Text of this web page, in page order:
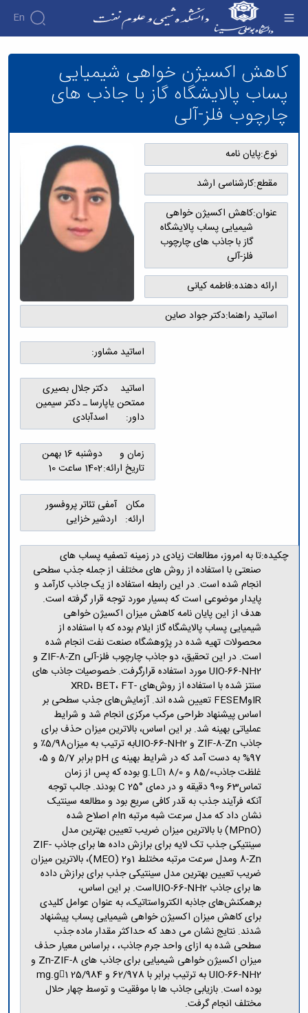
En
گاز با جاذب های چارچوب فلز-آلی - دانشکده شیمی
و علوم نفت
کاهش اکسیژن خواهی شیمیایی
پساب پالایشگاه گاز با جاذب های
چارچوب فلز-آلی
نوع:پایان نامه
مقطع:کارشناسی ارشد
عنوان:کاهش اکسیژن خواهی
شیمیایی پساب پالایشگاه
گاز با جاذب های چارچوب
فلز-آلی
ارائه دهنده:فاطمه کیانی
اساتید راهنما:دکتر جواد صاین
اساتید مشاور:
اساتید
ممتحن یا
داور:
دکتر جلال بصیری
پارسا ـ دکتر سیمین
اسدآبادی
زمان و
تاریخ ارائه:
دوشنبه 16 بهمن
1402 ساعت 10
مکان
ارائه:
آمفی تئاتر پروفسور
اردشیر خزایی
چکیده:تا به امروز، مطالعات زیادی در زمینه تصفیه پساب های
صنعتی با استفاده از روش های مختلف از جمله جذب سطحی
انجام شده است. در این رابطه استفاده از یک جاذب کارآمد و
پایدار موضوعی است که بسیار مورد توجه قرار گرفته است.
هدف از این پایان نامه کاهش میزان اکسیژن خواهی
شیمیایی پساب پالایشگاه گاز ایلام بوده که با استفاده از
محصولات تهیه شده در پژوهشگاه صنعت نفت انجام شده
است. در این تحقیق، دو جاذب چارچوب فلز-آلی ZIF-8-Zn و
UIO-66-NH2 مورد استفاده قرارگرفت. خصوصیات جاذب های
سنتز شده با استفاده از روش‌های XRD، BET، FT-
IRوFESEM تعیین شده اند. آزمایش‌های جذب سطحی بر
اساس پیشنهاد طراحی مرکب مرکزی انجام شد و شرایط
عملیاتی بهینه شد. بر این اساس، بالاترین میزان حذف برای
جاذب ZIF-8-Zn و UIO-66-NH2به ترتیب به میزان5/98٪ و
97% به دست آمد که در شرایط بهینه ی pH برابر 5/7 و 5،
غلظت جاذب85/0 و g.L1 8/0 بوده که پس از زمان
تماس63 و90 دقیقه و در دمای °C 25 بودند. جالب توجه
آنکه فرآیند جذب به قدر کافی سریع بود و مطالعه سینتیک
نشان داد که مدل سرعت شبه مرتبه nام اصلاح شده
(MPnO) با بالاترین میزان ضریب تعیین بهترین مدل
سینتیکی جذب تک لایه برای برازش داده ها برای جاذب ZIF-
8-Zn ومدل سرعت مرتبه مختلط 1و2 (MEO)، بالاترین میزان
ضریب تعیین بهترین مدل سینتیکی جذب برای برازش داده
ها برای جاذب UIO-66-NH2است. بر این اساس،
برهمکنش‌های جاذبه الکترواستاتیک، به عنوان عوامل کلیدی
برای کاهش میزان اکسیژن خواهی شیمیایی پساب پیشنهاد
شدند. نتایج نشان می دهد که حداکثر مقدار ماده جذب
سطحی شده به ازای واحد جرم جاذب، ، براساس معیار حذف
میزان اکسیژن خواهی شیمیایی برای جاذب های Zn-ZIF-8 و
UIO-66-NH2 به ترتیب برابر با 62/978 و mg.g1 25/984
بوده است. بازیابی جاذب ها با موفقیت و توسط چهار حلال
مختلف انجام گرفت.